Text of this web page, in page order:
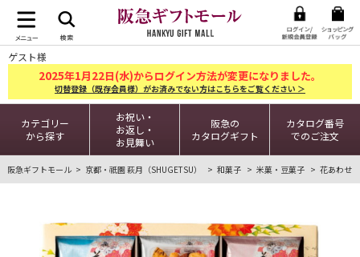
ゲスト様
2025年1月22日(水)からログイン方法が変更になりました。
切替登録（既存会員様）がお済みでない方はこちらをご覧ください ＞
カテゴリー
から探す
お祝い・
お返し・
お見舞い
阪急の
カタログギフト
カタログ番号
でのご注文
阪急ギフトモール 京都・祇園 萩月（SHUGETSU） 和菓子 米菓・豆菓子 花あわせ